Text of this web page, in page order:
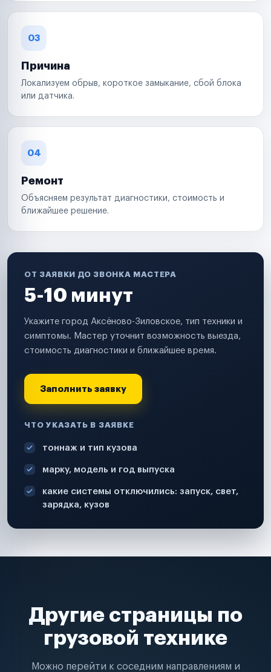
03
Причина
Локализуем обрыв, короткое замыкание, сбой блока
или датчика.
04
Ремонт
Объясняем результат диагностики, стоимость и
ближайшее решение.
ОТ ЗАЯВКИ ДО ЗВОНКА МАСТЕРА
5-10 минут
Укажите город Аксёново-Зиловское, тип техники и
симптомы. Мастер уточнит возможность выезда,
стоимость диагностики и ближайшее время.
Заполнить заявку
ЧТО УКАЗАТЬ В ЗАЯВКЕ
тоннаж и тип кузова
марку, модель и год выпуска
какие системы отключились: запуск, свет,
зарядка, кузов
Другие страницы по
грузовой технике
Можно перейти к соседним направлениям и